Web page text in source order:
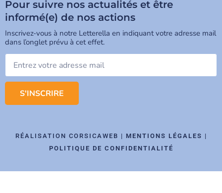
Pour suivre nos actualités et être
informé(e) de nos actions
Inscrivez-vous à notre Letterella en indiquant votre adresse mail
dans l’onglet prévu à cet effet.
S'INSCRIRE
RÉALISATION CORSICAWEB | MENTIONS LÉGALES |
POLITIQUE DE CONFIDENTIALITÉ